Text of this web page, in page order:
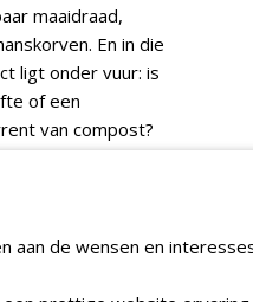
maaidraad,
En in die
ligt onder vuur: is
of een
van compost?
aan hoe
laat zien hoe
armmaaiers het
slim, krachtig en
aan de wensen en